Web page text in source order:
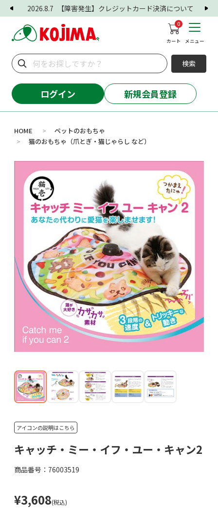
2026.8.7 【障害発生】クレジットカード決済について
0
カート メニュー
検索
ログイン 新規会員登録
HOME > ペットのおもちゃ
> 猫のおもちゃ（爪とぎ・猫じゃらし など）
アイコンの説明はこちら
キャッチ・ミー・イフ・ユー・キャン2
商品番号：76003519
¥3,608(税込)